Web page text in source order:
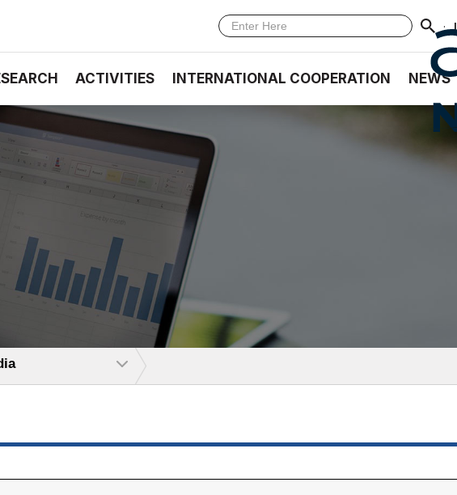
·
ACTIVITIES INTERNATIONAL COOPERATION NEWS